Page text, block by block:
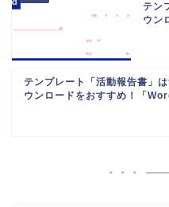
テン
ウン
テンプレート「活動報告書」
ウンロードをおすすめ！「